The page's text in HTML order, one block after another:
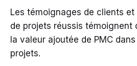
Les témoignages de clients
de projets réussis témoignent
la valeur ajoutée de PMC
projets.